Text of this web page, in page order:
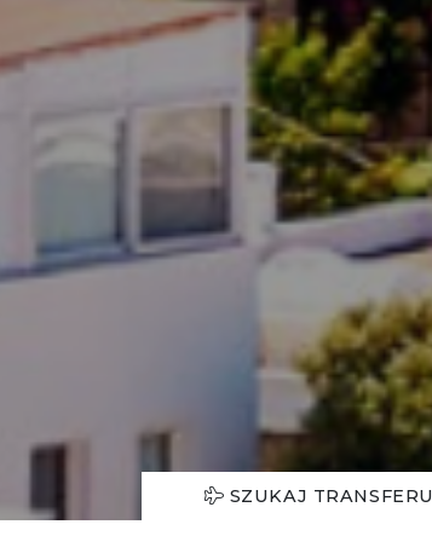
SZUKAJ TRANSFERU